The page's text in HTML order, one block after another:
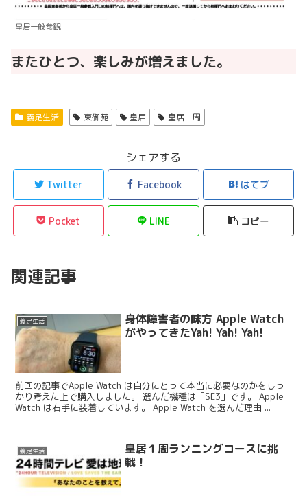
皇居一般参観
またひとつ、楽しみが増えました。
義足生活 東御苑 皇居 皇居一周
シェアする
Twitter Facebook はてブ
Pocket LINE コピー
関連記事
義足生活
身体障害者の味方 Apple Watch
がやってきたYah! Yah! Yah!
前回の記事でApple Watch は自分にとって本当に必要なのかをしっ
かり考えた上で購入しました。 選んだ機種は「SE3」です。 Apple
Watch は右手に装着しています。 Apple Watch を選んだ理由 ...
義足生活
皇居１周ランニングコースに挑
戦！